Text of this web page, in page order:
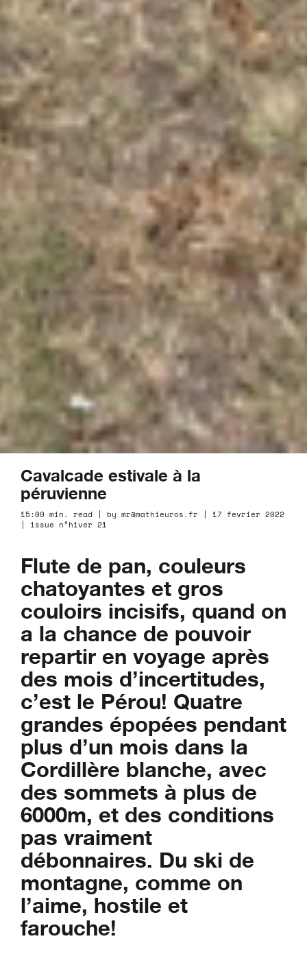
Cavalcade estivale à la
péruvienne
15:00 min. read | by mr@mathieuros.fr | 17 février 2022
| issue n°hiver 21
Flute de pan, couleurs
chatoyantes et gros
couloirs incisifs, quand on
a la chance de pouvoir
repartir en voyage après
des mois d’incertitudes,
c’est le Pérou! Quatre
grandes épopées pendant
plus d’un mois dans la
Cordillère blanche, avec
des sommets à plus de
6000m, et des conditions
pas vraiment
débonnaires. Du ski de
montagne, comme on
l’aime, hostile et
farouche!